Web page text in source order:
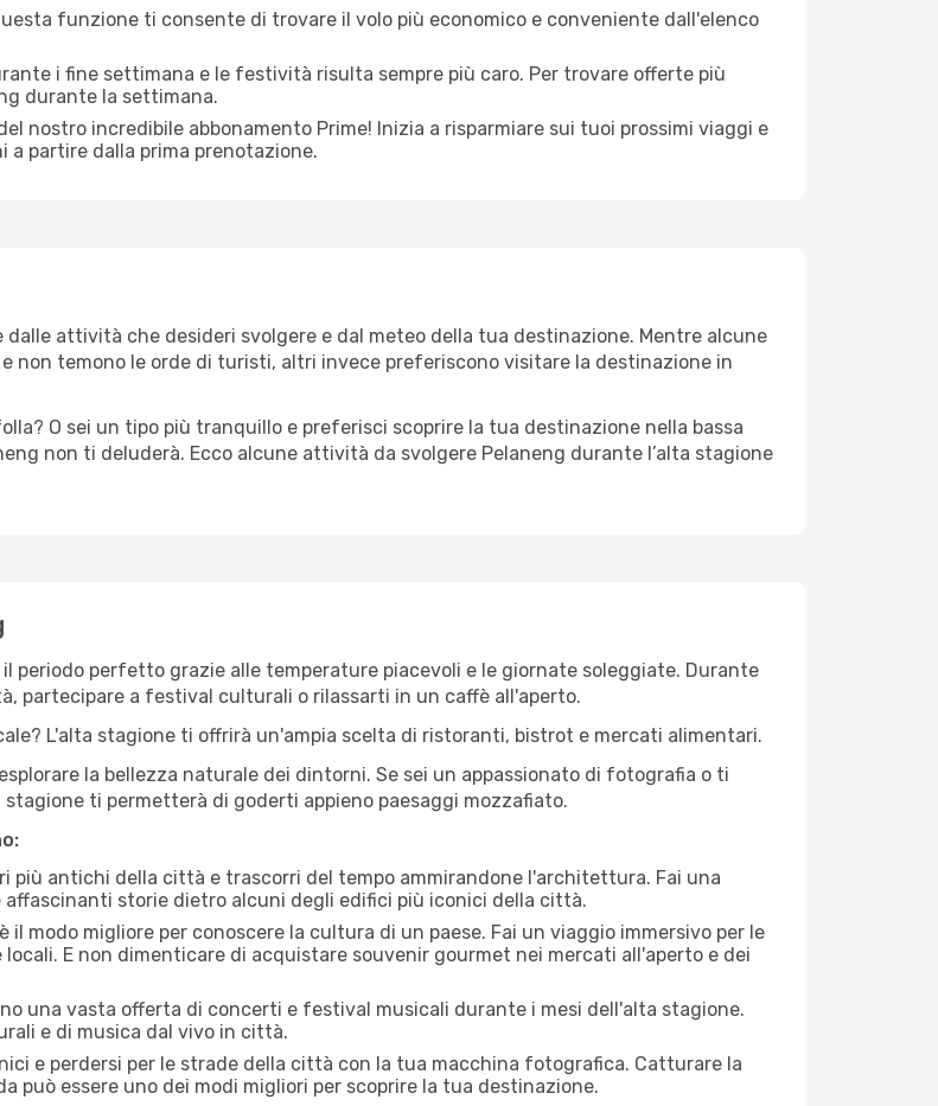
funzione ti consente di trovare il volo più economico e conveniente dall'elenco
i fine settimana e le festività risulta sempre più caro. Per trovare offerte più
durante la settimana.
nostro incredibile abbonamento Prime! Inizia a risparmiare sui tuoi prossimi viaggi e
a partire dalla prima prenotazione.
attività che desideri svolgere e dal meteo della tua destinazione. Mentre alcune
non temono le orde di turisti, altri invece preferiscono visitare la destinazione in
O sei un tipo più tranquillo e preferisci scoprire la tua destinazione nella bassa
non ti deluderà. Ecco alcune attività da svolgere Pelaneng durante l’alta stagione
periodo perfetto grazie alle temperature piacevoli e le giornate soleggiate. Durante
partecipare a festival culturali o rilassarti in un caffè all'aperto.
L'alta stagione ti offrirà un'ampia scelta di ristoranti, bistrot e mercati alimentari.
la bellezza naturale dei dintorni. Se sei un appassionato di fotografia o ti
ti permetterà di goderti appieno paesaggi mozzafiato.
più antichi della città e trascorri del tempo ammirandone l'architettura. Fai una
storie dietro alcuni degli edifici più iconici della città.
il modo migliore per conoscere la cultura di un paese. Fai un viaggio immersivo per le
E non dimenticare di acquistare souvenir gourmet nei mercati all'aperto e dei
una vasta offerta di concerti e festival musicali durante i mesi dell'alta stagione.
e di musica dal vivo in città.
e perdersi per le strade della città con la tua macchina fotografica. Catturare la
essere uno dei modi migliori per scoprire la tua destinazione.